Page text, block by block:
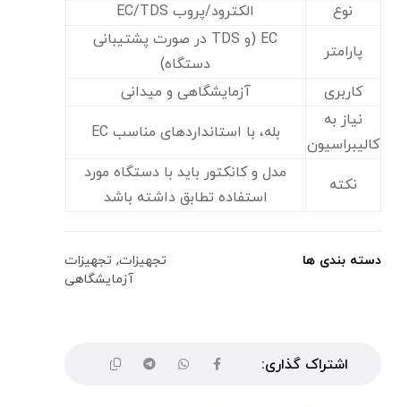
نوع
الکترود/پروب EC/TDS
پارامتر
EC (و TDS در صورت پشتیبانی
دستگاه)
کاربری
آزمایشگاهی و میدانی
نیاز به
کالیبراسیون
بله، با استانداردهای مناسب EC
نکته
مدل و کانکتور باید با دستگاه مورد
استفاده تطابق داشته باشد
دسته بندی ها تجهیزات, تجهیزات
آزمایشگاهی